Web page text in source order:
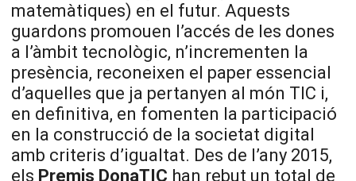
matemàtiques) en el futur. Aquests
guardons promouen l’accés de les dones
a l’àmbit tecnològic, n’incrementen la
presència, reconeixen el paper essencial
d’aquelles que ja pertanyen al món TIC i,
en definitiva, en fomenten la participació
en la construcció de la societat digital
amb criteris d’igualtat. Des de l’any 2015,
els Premis DonaTIC han rebut un total de